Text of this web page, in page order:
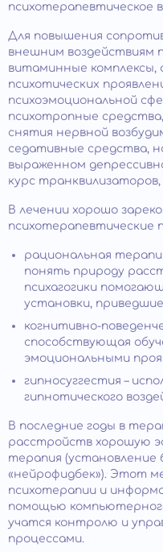
психотерапевтическое
Для повышения
внешним воздействиям
витаминные комплексы,
психотических
психоэмоциональной
психотропные
снятия нервной
седативные средства,
выраженном
курс
В лечении хорошо
психотерапевтические
рациональная
понять природу
психагогики
установки,
когнитивно-
способствующая
эмоциональными
гипносуггестия –
гипнотического
В последние годы в
расстройств хорошую
терапия (установление
«нейрофидбек»). Этот
психотерапии и
помощью
учатся контролю и
процессами.